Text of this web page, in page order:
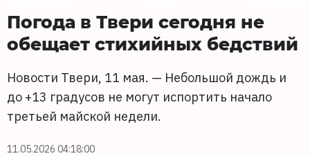
Погода в Твери сегодня не
обещает стихийных бедствий
Новости Твери, 11 мая. — Небольшой дождь и
до +13 градусов не могут испортить начало
третьей майской недели.
11.05.2026 04:18:00